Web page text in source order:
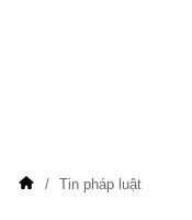
Tin pháp luật